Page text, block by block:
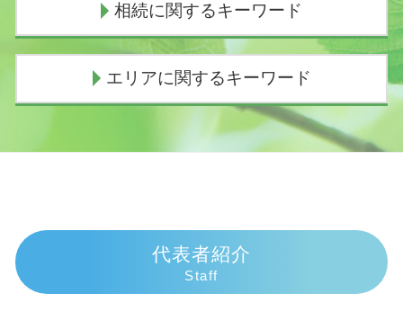
任意整理 費用
債務整理とは わかりやすく
民事再生 流れ
任意整理 流れ
債務整理 種類
任意整理中 借入
任意整理 期間延長
交通事故 休業補償
交通事故 過失割合8対2
人身事故 物損事故 違い
人身事故とは
死亡事故加害者
交通事故 示談交渉とは
物損事故 警察呼ばなかった 後日
相続に関するキーワード
限定承認 わかりやすく
遺産相続 放棄 兄弟
相続手続き
代襲相続 手続き
エリアに関するキーワード
交通事故 弁護士 沼津市
交通事故 弁護士 富士市
債務整理 弁護士 三島市
代表者紹介
Staff